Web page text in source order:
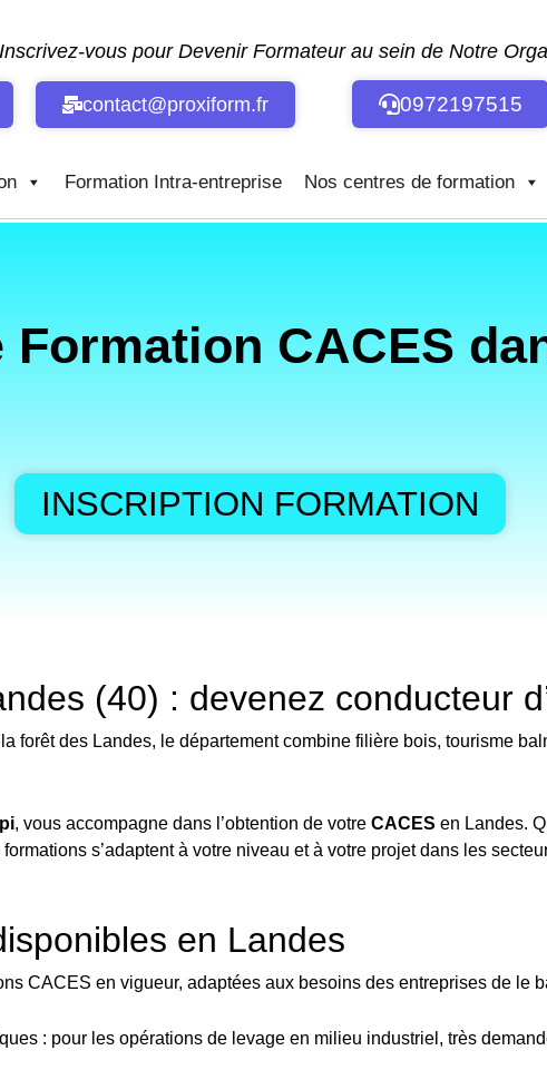
Inscrivez-vous pour Devenir Formateur au sein de Notre
contact@proxiform.fr 0972197515
Formation Intra-entreprise Nos centres de formation
Formation CACES
INSCRIPTION FORMATION
(40) : devenez conducteur
forêt des Landes, le département combine filière bois, tourisme
, vous accompagne dans l’obtention de votre CACES en Landes.
s’adaptent à votre niveau et à votre projet dans les
en Landes
CACES en vigueur, adaptées aux besoins des entreprises de le
: pour les opérations de levage en milieu industriel, très